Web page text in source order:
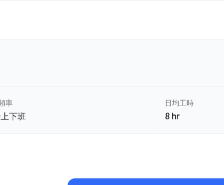
率
下班
日均工時
8 hr